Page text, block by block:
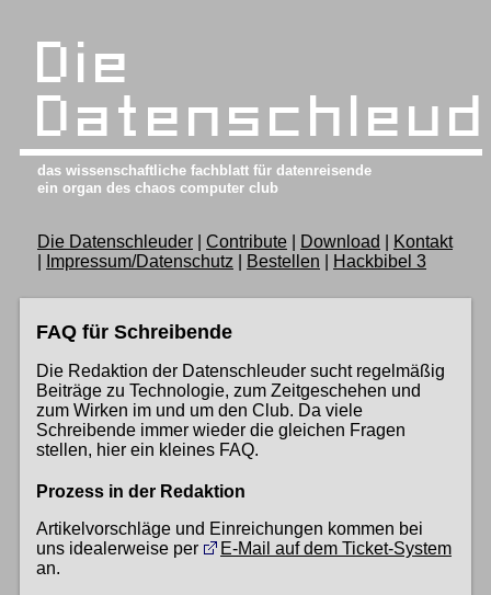
Die
das wissenschaftliche fachblatt für datenreisende
ein organ des chaos computer club
Die Datenschleuder Contribute (aktiv)
Download
Kontakt
Impressum/Datenschutz
Bestellen Hackbibel 3
FAQ für Schreibende
Die Redaktion der Datenschleuder sucht regelmäßig
Beiträge zu Technologie, zum Zeitgeschehen und
zum Wirken im und um den Club. Da viele
Schreibende immer wieder die gleichen Fragen
stellen, hier ein kleines FAQ.
Prozess in der Redaktion
Artikelvorschläge und Einreichungen kommen bei
uns idealerweise per
E-Mail auf dem Ticket-System
an.